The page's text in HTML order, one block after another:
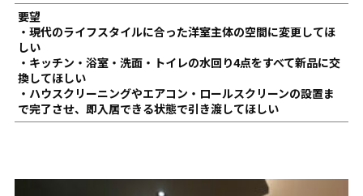
要望
・現代のライフスタイルに合った洋室主体の空間に変更してほ
しい
・キッチン・浴室・洗面・トイレの水回り4点をすべて新品に交
換してほしい
・ハウスクリーニングやエアコン・ロールスクリーンの設置ま
で完了させ、即入居できる状態で引き渡してほしい